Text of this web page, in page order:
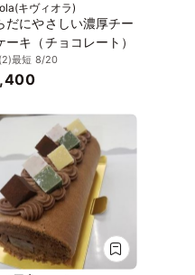
キヴィオラ)
だにやさしい濃厚チー
ーキ（チョコレート）
(2)最短 8/20